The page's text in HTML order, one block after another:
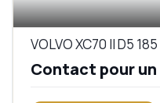
VOLVO XC70 II D5
Contact pour